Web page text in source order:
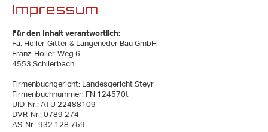
Home
Holzzaun
Maschendrahtzaun
Doppelstabmattenzaun
Industriezaun
Sportplatzzaun
Zaunreparaturen
Einfamilienhäuser
Mehrfamilienhäuser
Betriebsgebäude
Fassade
Baustoffhandel
Unternehmen
Impressum
Für den Inhalt verantwortlich:
Fa. Höller-Gitter & Langeneder Bau GmbH
Franz-Höller-Weg 6
4553 Schlierbach
Firmenbuchgericht: Landesgericht Steyr
Firmenbuchnummer: FN 124570t
UID-Nr.: ATU 22488109
DVR-Nr.: 0789 274
AS-Nr.: 932 128 759